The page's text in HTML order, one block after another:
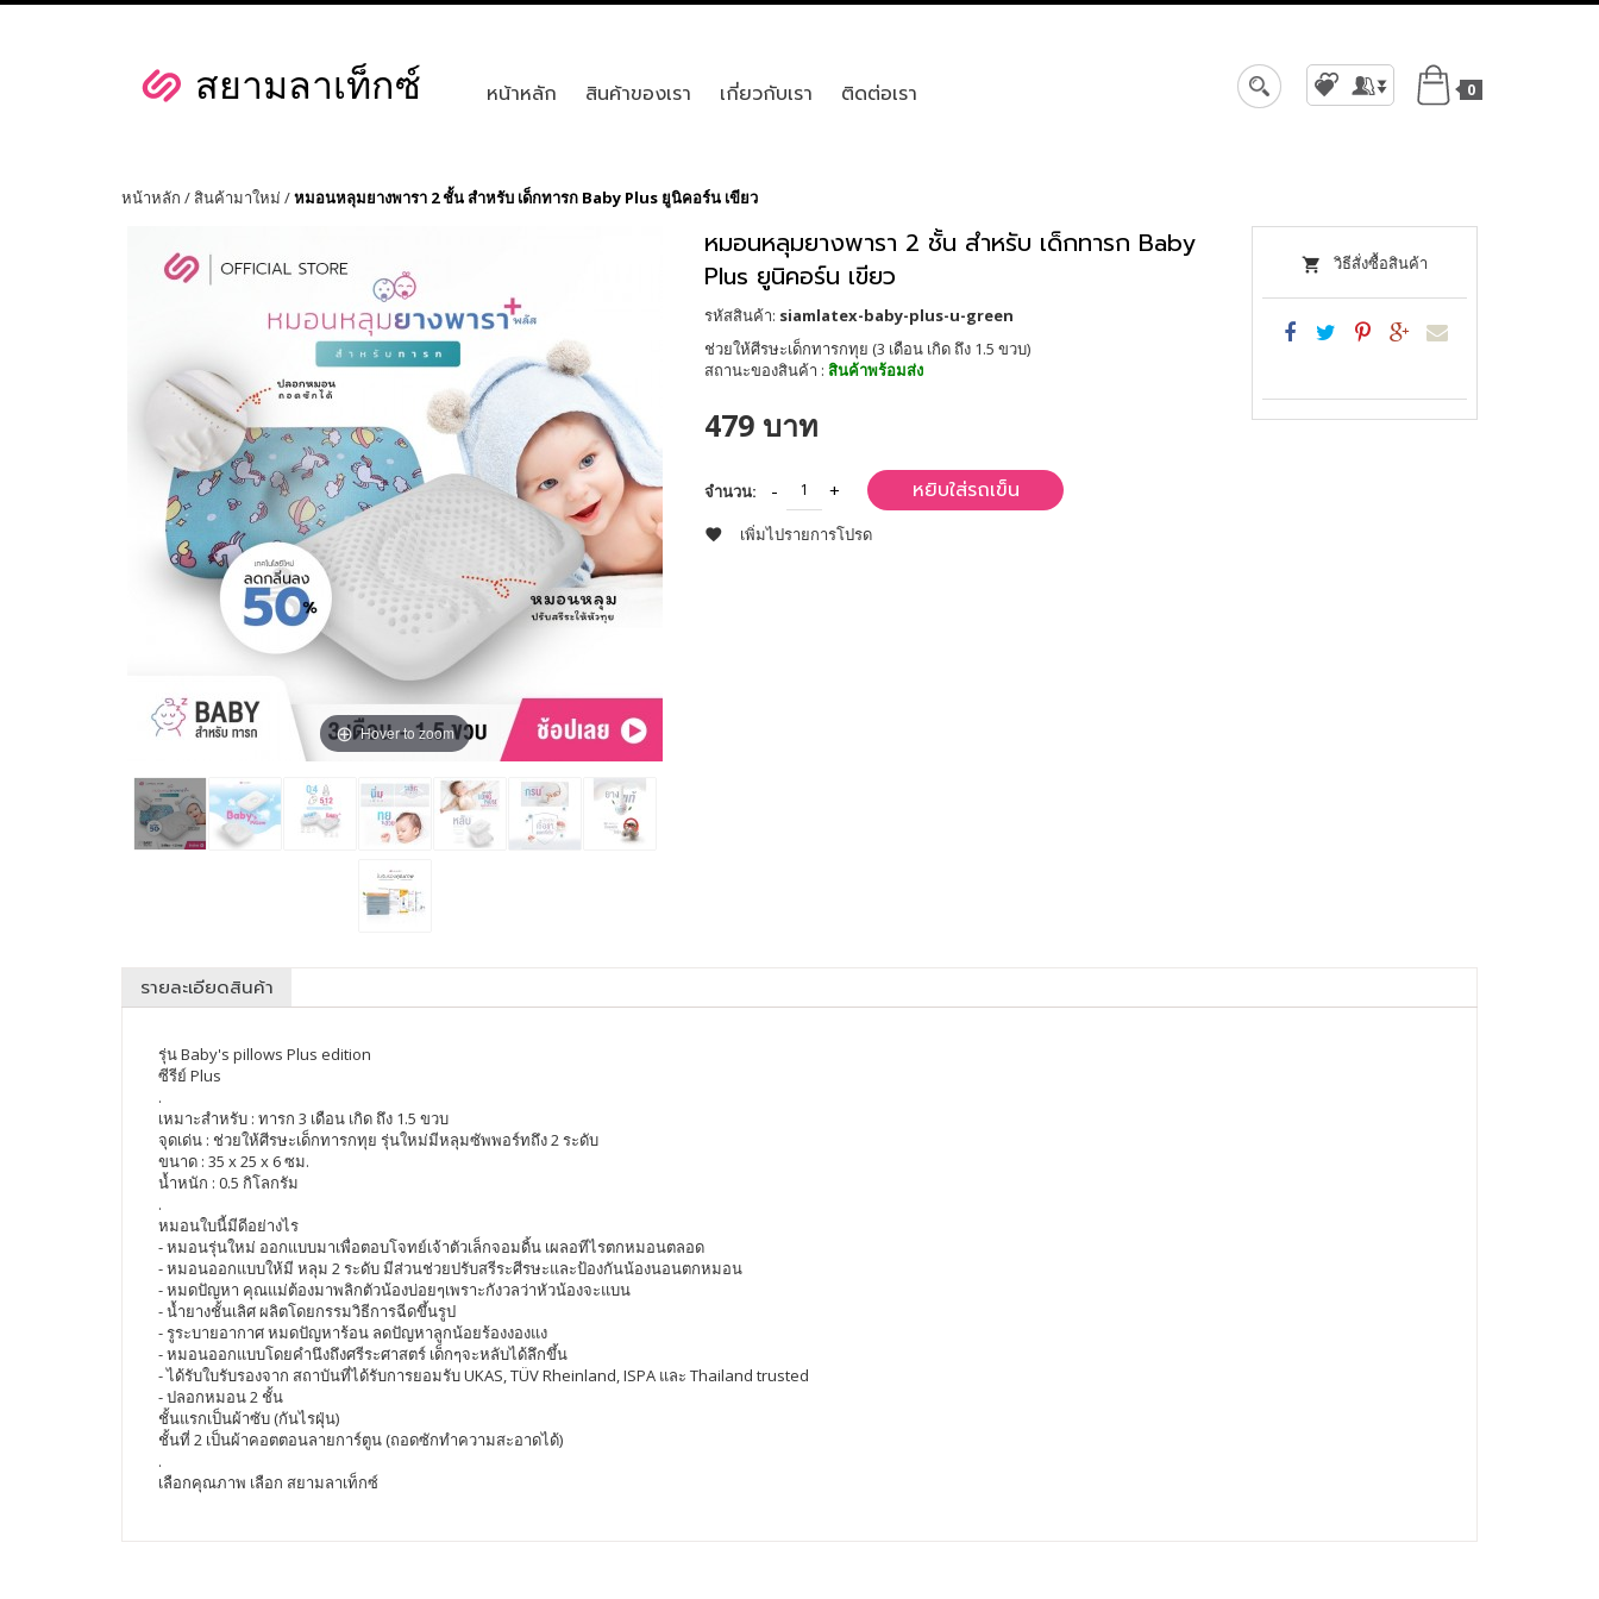
0
หน้าหลัก สินค้าของเรา เกี่ยวกับเรา ติดต่อเรา
หน้าหลัก / สินค้ามาใหม่ /หมอนหลุมยางพารา 2 ชั้น สำหรับ เด็กทารก Baby Plus ยูนิคอร์น เขียว
Hover to zoom
หมอนหลุมยางพารา 2 ชั้น สำหรับ เด็กทารก Baby
Plus ยูนิคอร์น เขียว
รหัสสินค้า: siamlatex-baby-plus-u-green
ช่วยให้ศีรษะเด็กทารกทุย (3 เดือน เกิด ถึง 1.5 ขวบ)
สถานะของสินค้า : สินค้าพร้อมส่ง
479 บาท
จำนวน: หยิบใส่รถเข็น
เพิ่มไปรายการโปรด
วิธีสั่งซื้อสินค้า
รายละเอียดสินค้า
รุ่น Baby's pillows Plus edition
ซีรีย์ Plus
.
เหมาะสำหรับ : ทารก 3 เดือน เกิด ถึง 1.5 ขวบ
จุดเด่น : ช่วยให้ศีรษะเด็กทารกทุย รุ่นใหม่มีหลุมซัพพอร์ทถึง 2 ระดับ
ขนาด : 35 x 25 x 6 ซม.
น้ำหนัก : 0.5 กิโลกรัม
.
หมอนใบนี้มีดีอย่างไร
- หมอนรุ่นใหม่ ออกแบบมาเพื่อตอบโจทย์เจ้าตัวเล็กจอมดิ้น เผลอทีไรตกหมอนตลอด
- หมอนออกแบบให้มี หลุม 2 ระดับ มีส่วนช่วยปรับสรีระศีรษะและป้องกันน้องนอนตกหมอน
- หมดปัญหา คุณแม่ต้องมาพลิกตัวน้องบ่อยๆเพราะกังวลว่าหัวน้องจะแบน
- น้ำยางชั้นเลิศ ผลิตโดยกรรมวิธีการฉีดขึ้นรูป
- รูระบายอากาศ หมดปัญหาร้อน ลดปัญหาลูกน้อยร้องงองแง
- หมอนออกแบบโดยคำนึงถึงศรีระศาสตร์ เด็กๆจะหลับได้ลึกขึ้น
- ได้รับใบรับรองจาก สถาบันที่ได้รับการยอมรับ UKAS, TÜV Rheinland, ISPA และ Thailand trusted
- ปลอกหมอน 2 ชั้น
ชั้นแรกเป็นผ้าซับ (กันไรฝุ่น)
ชั้นที่ 2 เป็นผ้าคอตตอนลายการ์ตูน (ถอดซักทำความสะอาดได้)
.
เลือกคุณภาพ เลือก สยามลาเท็กซ์